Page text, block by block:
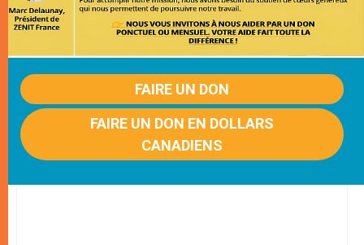
FAIRE UN DON
FAIRE UN DON EN DOLLARS
CANADIENS